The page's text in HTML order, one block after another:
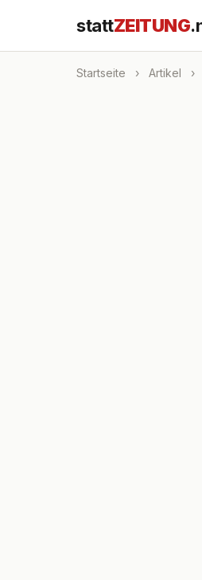
stattZEITUNG
Startseite › Artikel ›